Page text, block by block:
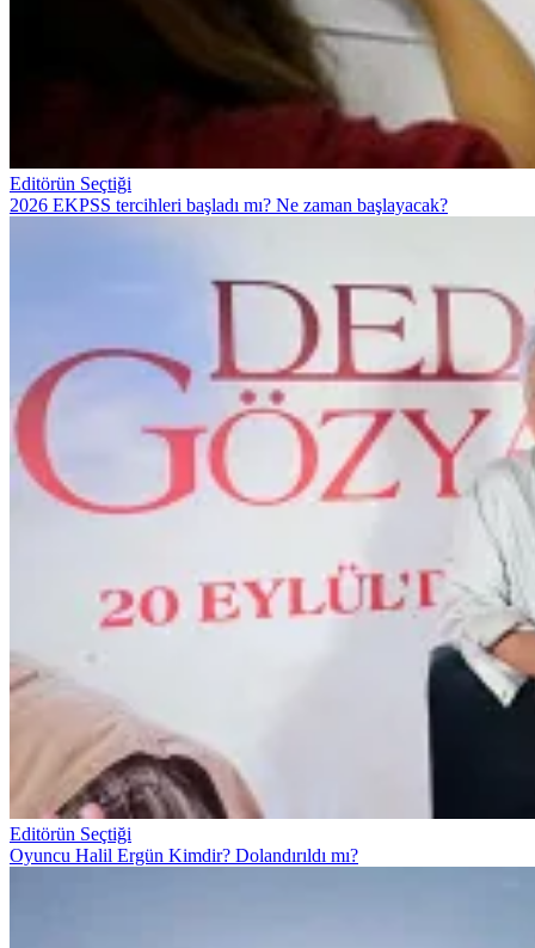
Editörün Seçtiği
2026 EKPSS tercihleri başladı mı? Ne zaman başlayacak?
Editörün Seçtiği
Oyuncu Halil Ergün Kimdir? Dolandırıldı mı?